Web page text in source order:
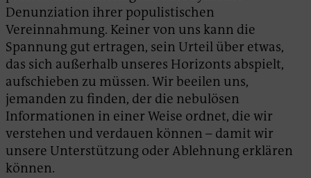
Denunziation ihrer populistischen
Vereinnahmung. Keiner von uns kann die
Spannung gut ertragen, sein Urteil über etwas,
das sich außerhalb unseres Horizonts abspielt,
aufschieben zu müssen. Wir beeilen uns,
jemanden zu finden, der die nebulösen
Informationen in einer Weise ordnet, die wir
verstehen und verdauen können – damit wir
unsere Unterstützung oder Ablehnung erklären
können.